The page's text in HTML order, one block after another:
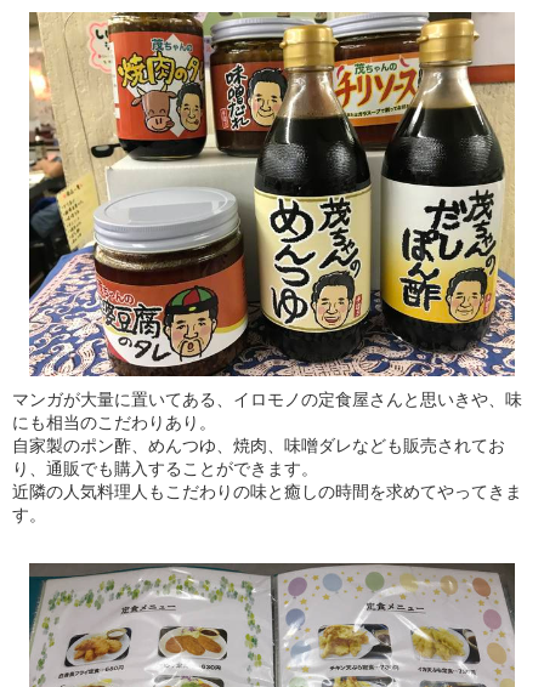
マンガが大量に置いてある、イロモノの定食屋さんと思いきや、味
にも相当のこだわりあり。
自家製のポン酢、めんつゆ、焼肉、味噌ダレなども販売されてお
り、通販でも購入することができます。
近隣の人気料理人もこだわりの味と癒しの時間を求めてやってきま
す。